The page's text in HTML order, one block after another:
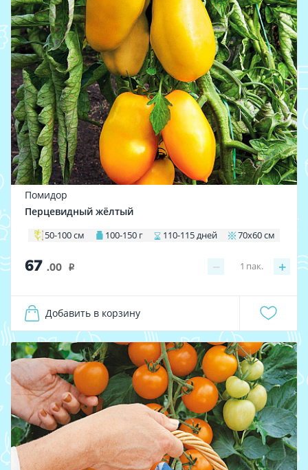
Помидор
Перцевидный жёлтый
50-100 см 100-150 г 110-115 дней 70х60 см
67 .00 i − +
1 пак.
Добавить в корзину